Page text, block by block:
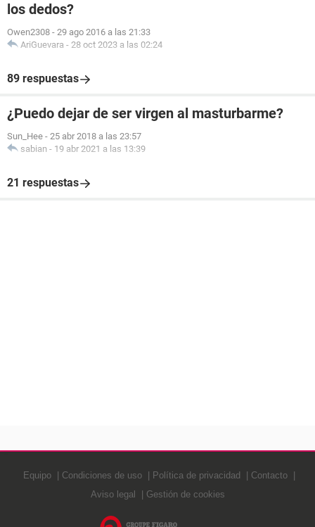
los dedos?
Owen2308 - 29 ago 2016 a las 21:33
AriGuevara - 28 oct 2023 a las 02:24
89 respuestas
¿Puedo dejar de ser virgen al masturbarme?
Sun_Hee - 25 abr 2018 a las 23:57
sabian - 19 abr 2021 a las 13:39
21 respuestas
Equipo Condiciones de uso Política de privacidad
Contacto
Aviso legal
Gestión de cookies